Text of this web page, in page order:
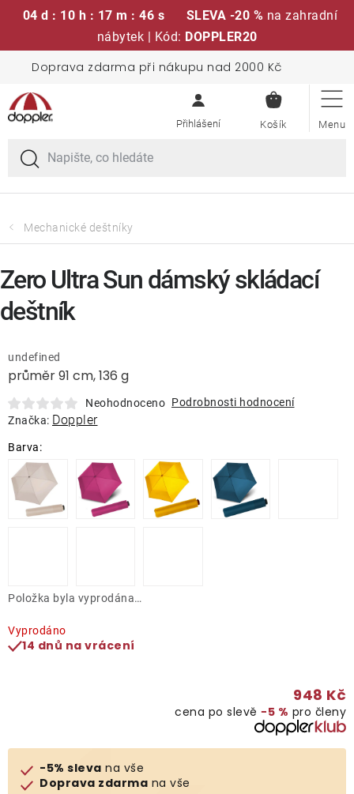
04 d : 10 h : 17 m : 45 s SLEVA -20 % na zahradní
nábytek | Kód: DOPPLER20
obsah
Doprava zdarma při nákupu nad 2000 Kč
KOŠÍK
Sedací soupravy
Slunečníky
Křesla a židle
Lavice a houpačky
Lehátka
Doplňky
Gastro produkty
Prodávané značky
Klub výhod
Kontakty
Mechanické deštníky
průměr 91 cm, 136 g
undefined
Neohodnoceno Podrobnosti hodnocení
Značka: Doppler
Položka byla vyprodána…
Vyprodáno
14 dnů na vrácení
948 Kč
cena po slevě −5 % pro členy
-5% sleva na vše
Doprava zdarma na vše
Zero Ultra Sun dámský skládací
deštník